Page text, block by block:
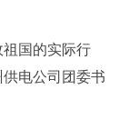
国的实际行
电公司团委书